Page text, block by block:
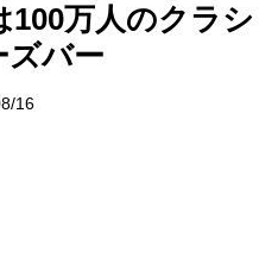
100万人のクラシ
ズバー
16